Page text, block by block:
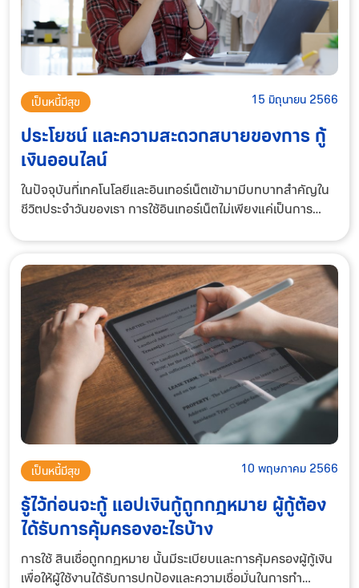
เป็นหนี้มีสุข 15 มิถุนายน 2566
ประโยชน์ และความสะดวกสบายของการ กู้
เงินออนไลน์
ในปัจจุบันที่เทคโนโลยีและอินเทอร์เน็ตเข้ามามีบทบาทสำคัญใน
ชีวิตประจำวันของเรา การใช้อินเทอร์เน็ตไม่เพียงแค่เป็นการ
รวดเร็วสำหรับการทำธุรกรรมทาง
เป็นหนี้มีสุข 10 พฤษภาคม 2566
รู้ไว้ก่อนจะกู้ แอปเงินกู้ถูกกฎหมาย ผู้กู้ต้อง
ได้รับการคุ้มครองอะไรบ้าง
การใช้ สินเชื่อถูกกฎหมาย นั้นมีระเบียบและการคุ้มครองผู้กู้เงิน
เพื่อให้ผู้ใช้งานได้รับการปกป้องและความเชื่อมั่นในการทำ